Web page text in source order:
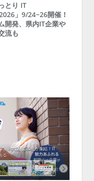
とり IT
」9/24~26開催！
開発、県内IT企業や
流も
」in大阪 に30社が集結！IT
る